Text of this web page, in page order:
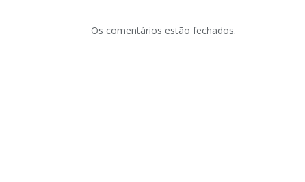
Os comentários estão fechados.